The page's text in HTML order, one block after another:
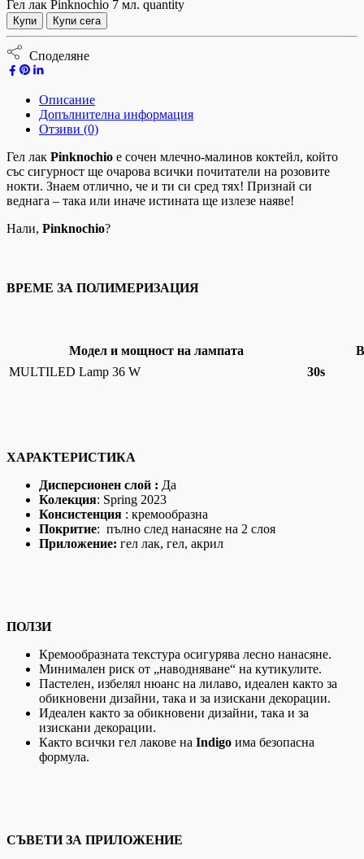
Гел лак Pinknochio 7 мл. quantity
Купи Купи сега
Споделяне
Описание
Допълнителна информация
Отзиви (0)
Гел лак Pinknochio е сочен млечно-малинов коктейл, който
със сигурност ще очарова всички почитатели на розовите
нокти. Знаем отлично, че и ти си сред тях! Признай си
веднага – така или иначе истината ще излезе наяве!
Нали, Pinknochio?
ВРЕМЕ ЗА ПОЛИМЕРИЗАЦИЯ
Модел и мощност на лампата
MULTILED Lamp 36 W
30s
ХАРАКТЕРИСТИКА
Дисперсионен слой : Да
Колекция: Spring 2023
Консистенция : кремообразна
Покритие: пълно след нанасяне на 2 слоя
Приложение: гел лак, гел, акрил
ПОЛЗИ
Кремообразната текстура осигурява лесно нанасяне.
Минимален риск от „наводняване“ на кутикулите.
Пастелен, избелял нюанс на лилаво, идеален както за
обикновени дизайни, така и за изискани декорации.
Идеален както за обикновени дизайни, така и за
изискани декорации.
Както всички гел лакове на Indigo има безопасна
формула.
СЪВЕТИ ЗА ПРИЛОЖЕНИЕ